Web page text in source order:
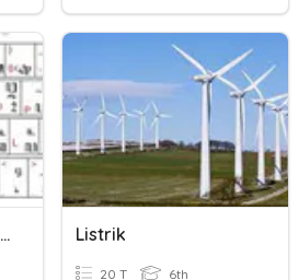
Modus, Mean, Dan Median Listrik
20 T 6th